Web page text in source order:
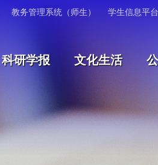
教务管理系统（师生） 学生信息平台
科研学报 文化生活